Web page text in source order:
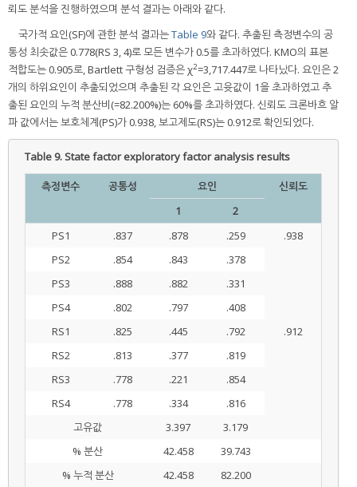
뢰도 분석을 진행하였으며 분석 결과는 아래와 같다.
국가적 요인(SF)에 관한 분석 결과는Table 9와 같다. 추출된 측정변수의 공
통성 최솟값은 0.778(RS 3, 4)로 모든 변수가 0.5를 초과하였다. KMO의 표본
적합도는 0.905로, Bartlett 구형성 검증은 χ2=3,717.447로 나타났다. 요인은 2
개의 하위요인이 추출되었으며 추출된 각 요인은 고윳값이 1을 초과하였고 추
출된 요인의 누적 분산비(=82.200%)는 60%를 초과하였다. 신뢰도 크론바흐 알
파 값에서는 보호체계(PS)가 0.938, 보고제도(RS)는 0.912로 확인되었다.
Table 9.State factor exploratory factor analysis results
측정변수 공통성 요인
신뢰도
1
2
PS1
.837 .878 .259
.938
PS2
.854 .843
.378
PS3
.888 .882
.331
PS4
.802 .797
.408
RS1
.825 .445 .792
.912
RS2
.813 .377
.819
RS3
.778 .221
.854
RS4
.778 .334
.816
고유값
3.397
3.179
% 분산
42.458
39.743
% 누적 분산
42.458
82.200